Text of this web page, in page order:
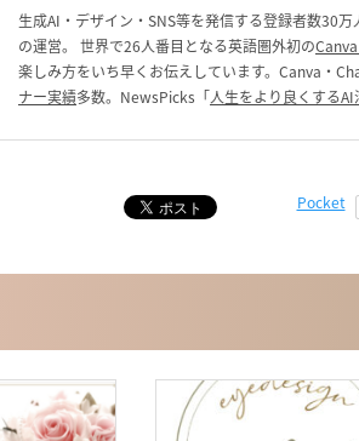
生成AI・デザイン・SNS等を発信する登録者数30
の運営。 世界で26人番目となる英語圏外初の
楽しみ方をいち早くお伝えしています。Canva・
ナー実績多数。NewsPicks「人生をより良くするAI
Pocket